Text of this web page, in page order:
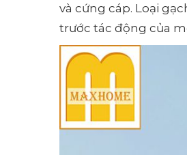
và cứng cáp. Loại
trước tác động của